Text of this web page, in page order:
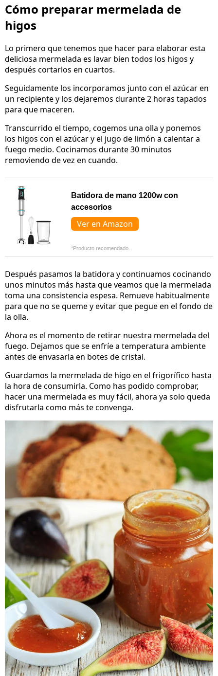
Cómo preparar mermelada de
higos
Lo primero que tenemos que hacer para elaborar esta
deliciosa mermelada es lavar bien todos los higos y
después cortarlos en cuartos.
Seguidamente los incorporamos junto con el azúcar en
un recipiente y los dejaremos durante 2 horas tapados
para que maceren.
Transcurrido el tiempo, cogemos una olla y ponemos
los higos con el azúcar y el jugo de limón a calentar a
fuego medio. Cocinamos durante 30 minutos
removiendo de vez en cuando.
Batidora de mano 1200w con
accesorios
Ver en Amazon
*Producto recomendado.
Después pasamos la batidora y continuamos cocinando
unos minutos más hasta que veamos que la mermelada
toma una consistencia espesa. Remueve habitualmente
para que no se queme y evitar que pegue en el fondo de
la olla.
Ahora es el momento de retirar nuestra mermelada del
fuego. Dejamos que se enfríe a temperatura ambiente
antes de envasarla en botes de cristal.
Guardamos la mermelada de higo en el frigorífico hasta
la hora de consumirla. Como has podido comprobar,
hacer una mermelada es muy fácil, ahora ya solo queda
disfrutarla como más te convenga.